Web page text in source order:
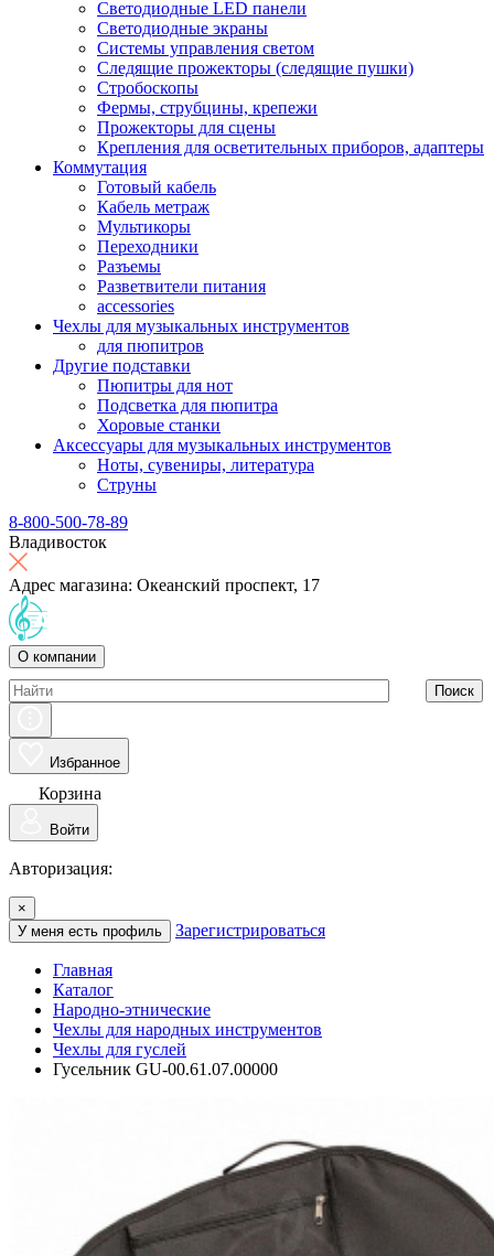
Светодиодные LED панели
Светодиодные экраны
Системы управления светом
Следящие прожекторы (следящие пушки)
Стробоскопы
Фермы, струбцины, крепежи
Прожекторы для сцены
Крепления для осветительных приборов, адаптеры
Коммутация
Готовый кабель
Кабель метраж
Мультикоры
Переходники
Разъемы
Разветвители питания
accessories
Чехлы для музыкальных инструментов
для пюпитров
Другие подставки
Пюпитры для нот
Подсветка для пюпитра
Хоровые станки
Аксессуары для музыкальных инструментов
Ноты, сувениры, литература
Струны
8-800-500-78-89
Владивосток
Адрес магазина: Океанский проспект, 17
О компании
Поиск
Избранное
Корзина
Войти
Авторизация:
×
У меня есть профиль
Зарегистрироваться
Главная
Каталог
Народно-этнические
Чехлы для народных инструментов
Чехлы для гуслей
Гусельник GU-00.61.07.00000